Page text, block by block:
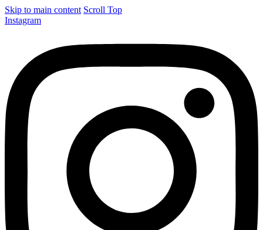
Skip to main content Scroll Top
Instagram